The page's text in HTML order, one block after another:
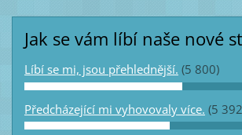
Jak se vám líbí naše nové
Líbí se mi, jsou přehlednější. (5 800)
Předcházející mi vyhovovaly více. (5